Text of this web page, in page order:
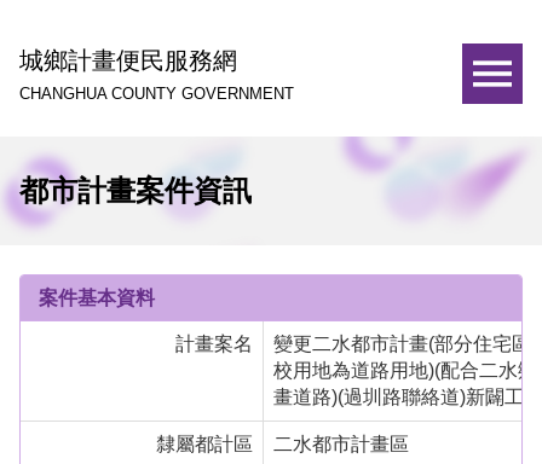
城鄉計畫便民服務網
CHANGHUA COUNTY GOVERNMENT
都市計畫案件資訊
案件基本資料
計畫案名
變更二水都市計畫(部分住宅區
校用地為道路用地)(配合二水鄉
畫道路)(過圳路聯絡道)新闢工
隸屬都計區 二水都市計畫區